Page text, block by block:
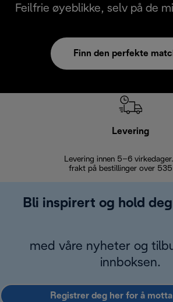
Feilfrie øyeblikke, selv på de
Finn den perfekte
Levering
Levering innen 5–6
frakt på bestillinger over
Bli inspirert og hold
med våre nyheter og
innboksen.
Registrer deg her for å